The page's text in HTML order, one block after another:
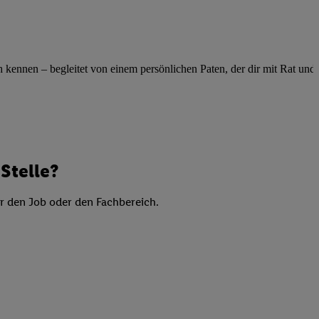
– begleitet von einem persönlichen Paten, der dir mit Rat und
Job oder den Fachbereich.
Quellen,
Analyse
Verwendung
von Profilen